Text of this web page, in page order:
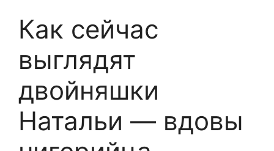
Как сейчас
выглядят
двойняшки
Натальи — вдовы